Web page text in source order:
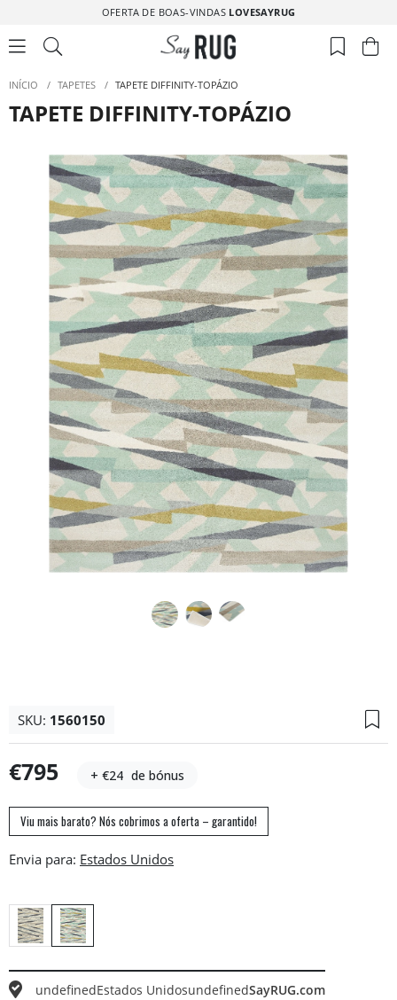
OFERTA DE BOAS-VINDAS LOVESAYRUG
INÍCIO / TAPETES / TAPETE DIFFINITY-TOPÁZIO
TAPETE DIFFINITY-TOPÁZIO
SKU: 1560150
€795 + €24 de bónus
Viu mais barato? Nós cobrimos a oferta – garantido!
Envia para:
undefinedEstados UnidosundefinedSayRUG.com